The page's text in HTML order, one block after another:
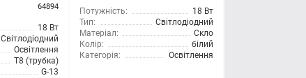
64894
18 Вт
Світлодіодний
Освітлення
T8 (трубка)
G-13
Потужність:
18 Вт
Тип:
Світлодіодний
Матеріал:
Скло
Колір:
білий
Категорія:
Освітлення